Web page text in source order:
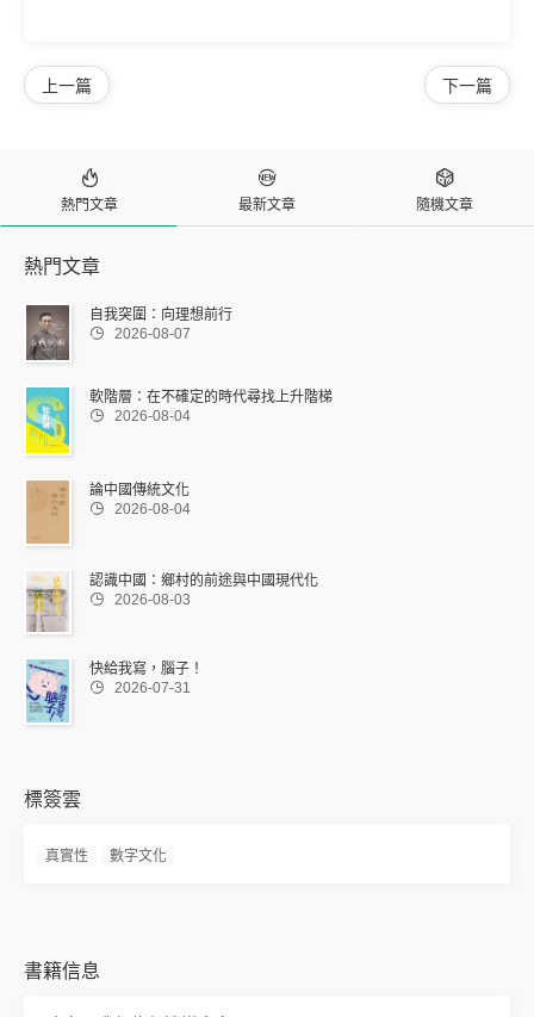
下一篇
上一篇

熱門文章

最新文章

隨機文章
熱門文章
自我突圍：向理想前行
 2026-08-07
軟階層：在不確定的時代尋找上升階梯
 2026-08-04
論中國傳統文化
 2026-08-04
認識中國：鄉村的前途與中國現代化
 2026-08-03
快給我寫，腦子！
 2026-07-31
標簽雲
真實性 數字文化
書籍信息